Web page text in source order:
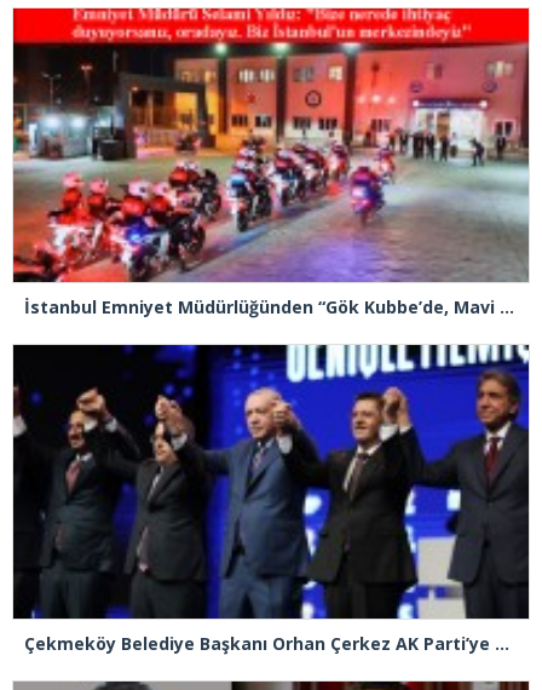
İstanbul Emniyet Müdürlüğünden “Gök Kubbe’de, Mavi Vatan’da, Şanlı Topraklarda: İstanbul Emniyeti Her Yerde” paylaşımı
Çekmeköy Belediye Başkanı Orhan Çerkez AK Parti’ye katıldı